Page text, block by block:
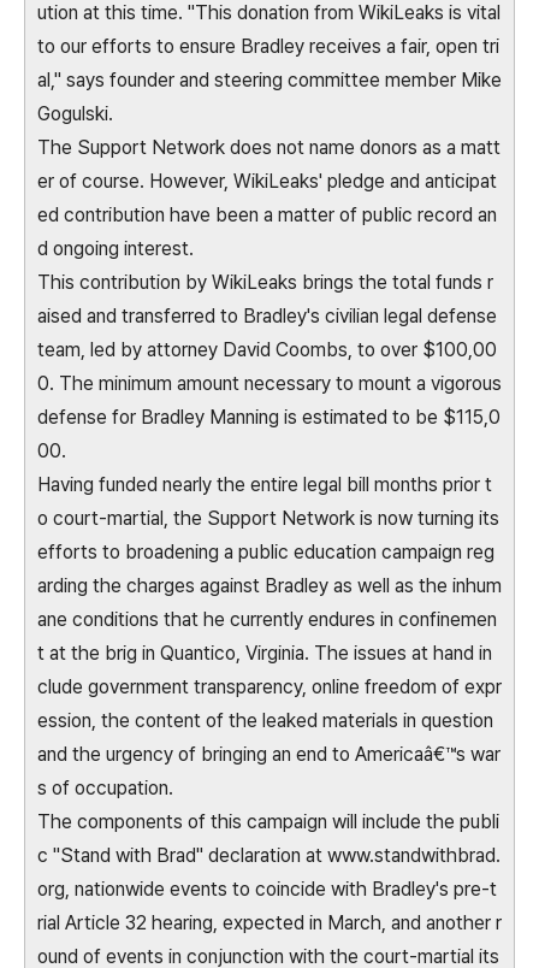
ution at this time. "This donation from WikiLeaks is vital
to our efforts to ensure Bradley receives a fair, open tri
al," says founder and steering committee member Mike
Gogulski.
The Support Network does not name donors as a matt
er of course. However, WikiLeaks' pledge and anticipat
ed contribution have been a matter of public record an
d ongoing interest.
This contribution by WikiLeaks brings the total funds r
aised and transferred to Bradley's civilian legal defense
team, led by attorney David Coombs, to over $100,00
0. The minimum amount necessary to mount a vigorous
defense for Bradley Manning is estimated to be $115,0
00.
Having funded nearly the entire legal bill months prior t
o court-martial, the Support Network is now turning its
efforts to broadening a public education campaign reg
arding the charges against Bradley as well as the inhum
ane conditions that he currently endures in confinemen
t at the brig in Quantico, Virginia. The issues at hand in
clude government transparency, online freedom of expr
ession, the content of the leaked materials in question
and the urgency of bringing an end to Americaâ€™s war
s of occupation.
The components of this campaign will include the publi
c "Stand with Brad" declaration at www.standwithbrad.
org, nationwide events to coincide with Bradley's pre-t
rial Article 32 hearing, expected in March, and another r
ound of events in conjunction with the court-martial its